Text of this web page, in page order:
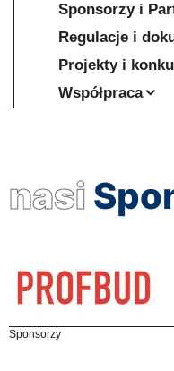
Sponsorzy i
Regulacje i
Projekty i
Współpraca
nasi
Sponsorzy